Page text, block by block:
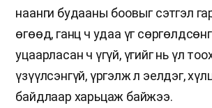
наанги будааны боовыг сэтгэл
өгөөд, ганц ч удаа үг
уцаарласан ч үгүй, үгийг нь үл
үзүүлсэнгүй, үргэлж л эелдэг,
байдлаар харьцаж байжээ.